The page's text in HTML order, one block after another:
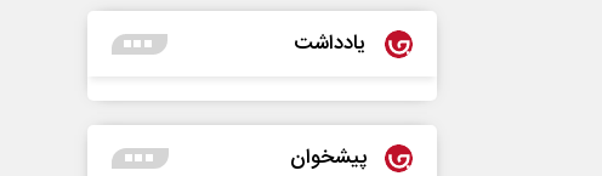
یادداشت
پیشخوان